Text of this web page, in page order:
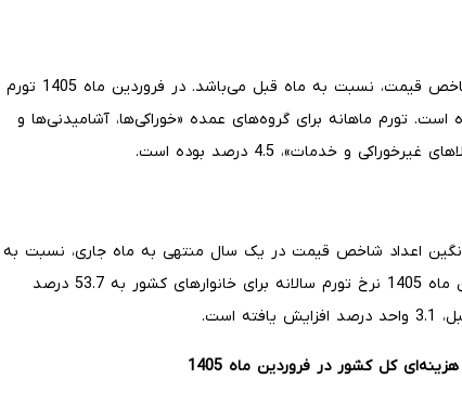
منظور از تورم ماهانه، درصد تغییر عدد شاخص قیمت، نسبت به ماه قبل می‌باشد. در فروردین ماه 1405 تورم
کشور برابر 5.0 درصد بوده است. تورم ماهانه برای گروه‌های عمده «خوراکی‌ها، آشامیدنی‌ها و
اعداد شاخص قیمت در یک سال منتهی به ماه جاری، نسبت به
53.7 درصد
کل کشور در فروردین ماه 1405